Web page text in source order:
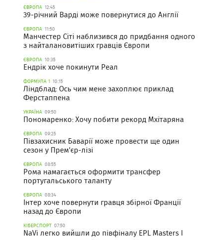
ЄВРОПА 12:45
39-річний Варді може повернутися до Англії
ЄВРОПА 11:50
Манчестер Сіті наблизився до придбання одного
з найталановитіших гравців Європи
ЄВРОПА 10:35
Ендрік хоче покинути Реал
ФОРМУЛА 1 10:15
Ліндблад: Ось чим мене захоплює приклад
Ферстаппена
УКРАЇНА 09:50
Пономаренко: Хочу побити рекорд Мхітаряна
ЄВРОПА 09:25
Півзахисник Баварії може провести ще один
сезон у Прем'єр-лізі
ЄВРОПА 08:55
Рома намагається оформити трансфер
португальського таланту
ЄВРОПА 08:34
Інтер хоче повернути гравця збірної Франції
назад до Європи
КІБЕРСПОРТ 07:50
NaVi легко вийшли до півфіналу EPL Masters I